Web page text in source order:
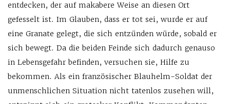
entdecken, der auf makabere Weise an diesen Ort
gefesselt ist. Im Glauben, dass er tot sei, wurde er auf
eine Granate gelegt, die sich entzünden würde, sobald er
sich bewegt. Da die beiden Feinde sich dadurch genauso
in Lebensgefahr befinden, versuchen sie, Hilfe zu
bekommen. Als ein französischer Blauhelm-Soldat der
unmenschlichen Situation nicht tatenlos zusehen will,